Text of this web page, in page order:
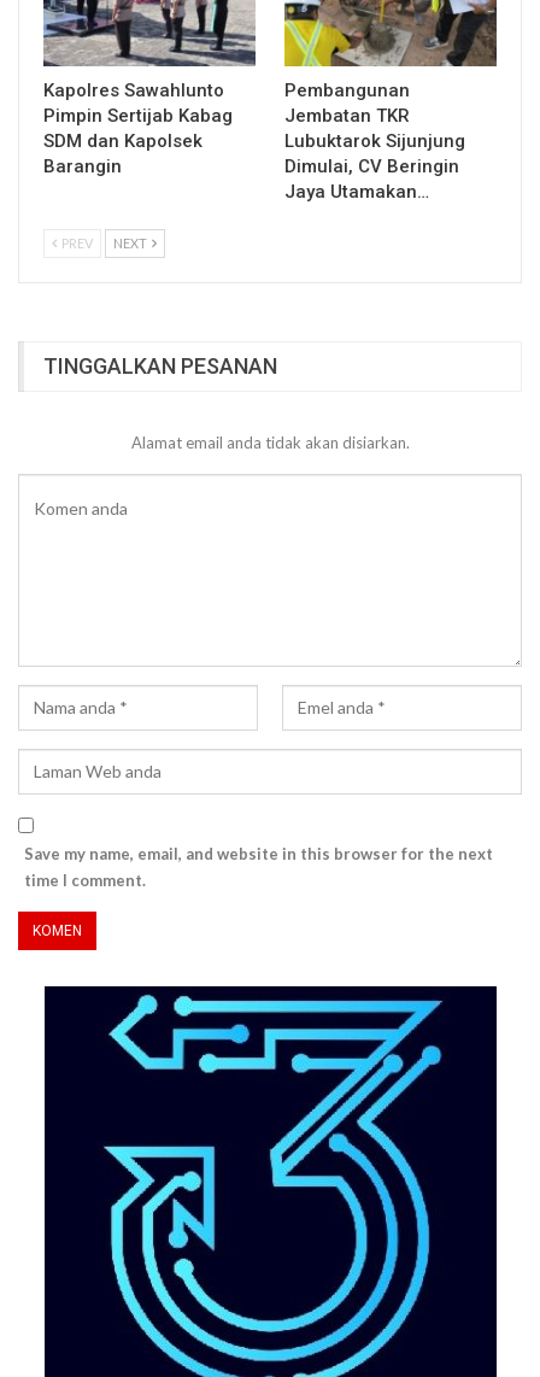
Kapolres Sawahlunto
Pimpin Sertijab Kabag
SDM dan Kapolsek
Barangin
Pembangunan
Jembatan TKR
Lubuktarok Sijunjung
Dimulai, CV Beringin
Jaya Utamakan…
PREV NEXT
TINGGALKAN PESANAN
Alamat email anda tidak akan disiarkan.
Save my name, email, and website in this browser for the next
time I comment.